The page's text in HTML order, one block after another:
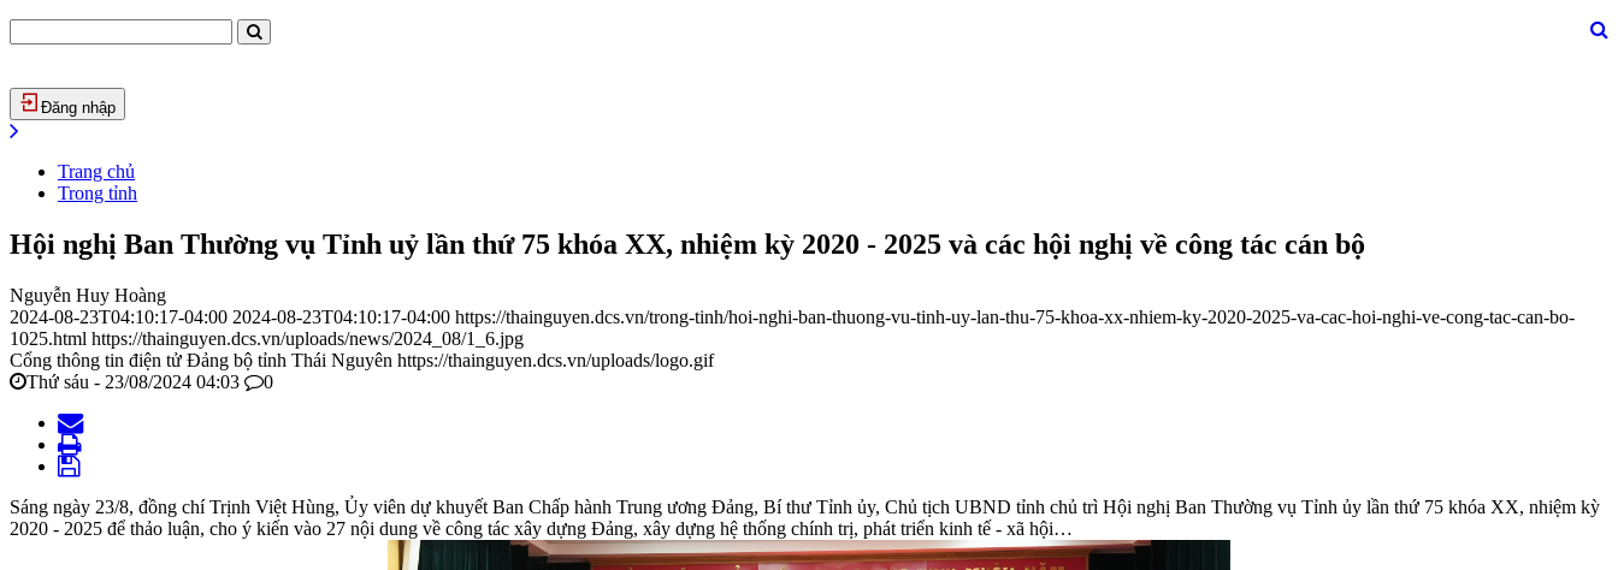
Đăng nhập
Trang chủ
Trong tỉnh
Hội nghị Ban Thường vụ Tỉnh uỷ lần thứ 75 khóa XX, nhiệm kỳ 2020 - 2025 và các hội nghị về công tác cán bộ
Nguyễn Huy Hoàng
2024-08-23T04:10:17-04:00 2024-08-23T04:10:17-04:00 https://thainguyen.dcs.vn/trong-tinh/hoi-nghi-ban-thuong-vu-tinh-uy-lan-thu-75-khoa-xx-nhiem-ky-2020-2025-va-cac-hoi-nghi-ve-cong-tac-can-bo-
1025.html https://thainguyen.dcs.vn/uploads/news/2024_08/1_6.jpg
Cổng thông tin điện tử Đảng bộ tỉnh Thái Nguyên https://thainguyen.dcs.vn/uploads/logo.gif
Thứ sáu - 23/08/2024 04:03
0
Sáng ngày 23/8, đồng chí Trịnh Việt Hùng, Ủy viên dự khuyết Ban Chấp hành Trung ương Đảng, Bí thư Tỉnh ủy, Chủ tịch UBND tỉnh chủ trì Hội nghị Ban Thường vụ Tỉnh ủy lần thứ 75 khóa XX, nhiệm kỳ
2020 - 2025 để thảo luận, cho ý kiến vào 27 nội dung về công tác xây dựng Đảng, xây dựng hệ thống chính trị, phát triển kinh tế - xã hội…